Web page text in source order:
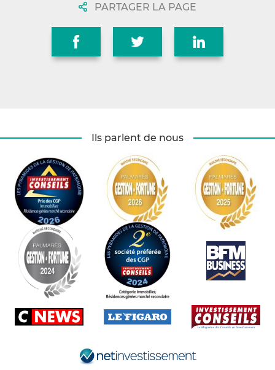
PARTAGER LA PAGE
Ils parlent de nous